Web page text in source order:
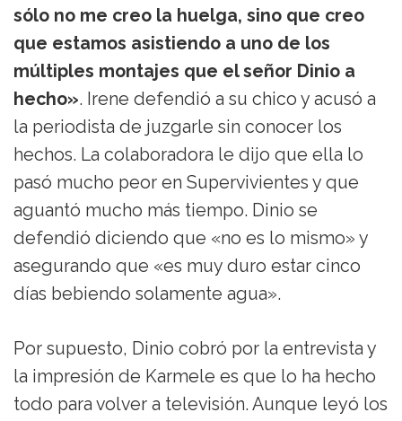
sólo no me creo la huelga, sino que creo
que estamos asistiendo a uno de los
múltiples montajes que el señor Dinio a
hecho». Irene defendió a su chico y acusó a
la periodista de juzgarle sin conocer los
hechos. La colaboradora le dijo que ella lo
pasó mucho peor en Supervivientes y que
aguantó mucho más tiempo. Dinio se
defendió diciendo que «no es lo mismo» y
asegurando que «es muy duro estar cinco
días bebiendo solamente agua».
Por supuesto, Dinio cobró por la entrevista y
la impresión de Karmele es que lo ha hecho
todo para volver a televisión. Aunque leyó los